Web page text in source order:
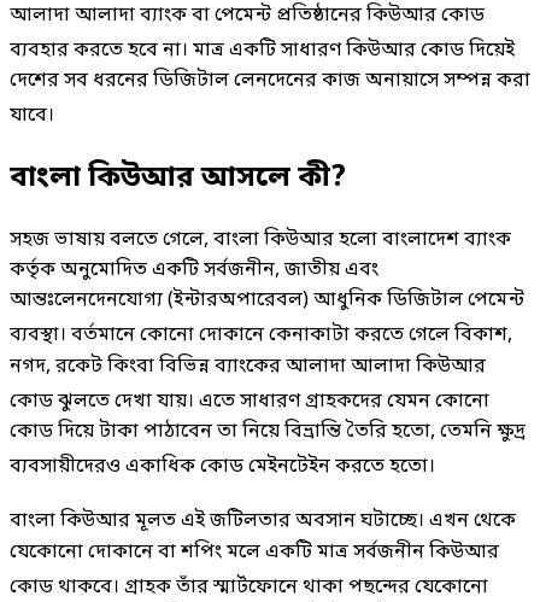
আলাদা আলাদা ব্যাংক বা পেমেন্ট প্রতিষ্ঠানের কিউআর কোড
ব্যবহার করতে হবে না। মাত্র একটি সাধারণ কিউআর কোড দিয়েই
দেশের সব ধরনের ডিজিটাল লেনদেনের কাজ অনায়াসে সম্পন্ন করা
যাবে।
বাংলা কিউআর আসলে কী?
সহজ ভাষায় বলতে গেলে, বাংলা কিউআর হলো বাংলাদেশ ব্যাংক
কর্তৃক অনুমোদিত একটি সর্বজনীন, জাতীয় এবং
আন্তঃলেনদেনযোগ্য (ইন্টারঅপারেবল) আধুনিক ডিজিটাল পেমেন্ট
ব্যবস্থা। বর্তমানে কোনো দোকানে কেনাকাটা করতে গেলে বিকাশ,
নগদ, রকেট কিংবা বিভিন্ন ব্যাংকের আলাদা আলাদা কিউআর
কোড ঝুলতে দেখা যায়। এতে সাধারণ গ্রাহকদের যেমন কোনো
কোড দিয়ে টাকা পাঠাবেন তা নিয়ে বিভ্রান্তি তৈরি হতো, তেমনি ক্ষুদ্র
ব্যবসায়ীদেরও একাধিক কোড মেইনটেইন করতে হতো।
বাংলা কিউআর মূলত এই জটিলতার অবসান ঘটাচ্ছে। এখন থেকে
যেকোনো দোকানে বা শপিং মলে একটি মাত্র সর্বজনীন কিউআর
কোড থাকবে। গ্রাহক তাঁর স্মার্টফোনে থাকা পছন্দের যেকোনো